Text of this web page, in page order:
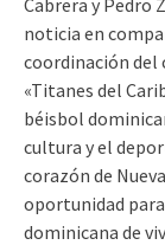
noticia en
coordinación del
«Titanes del
béisbol
cultura y el
corazón de
oportunidad
dominicana de